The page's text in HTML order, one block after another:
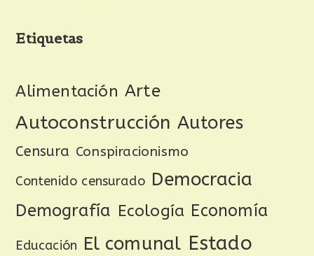
Etiquetas
Alimentación Arte
Autoconstrucción Autores
Censura Conspiracionismo
Contenido censurado Democracia
Demografía Ecología Economía
Educación El comunal Estado